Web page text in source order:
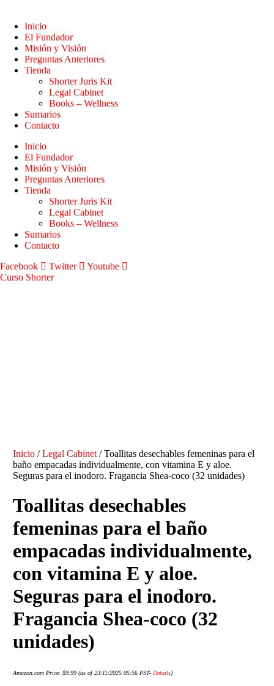
Inicio
El Fundador
Misión y Visión
Preguntas Anteriores
Tienda
Shorter Juris Kit
Legal Cabinet
Books – Wellness
Sumarios
Contacto
Inicio
El Fundador
Misión y Visión
Preguntas Anteriores
Tienda
Shorter Juris Kit
Legal Cabinet
Books – Wellness
Sumarios
Contacto
Facebook
Twitter
Youtube
Curso Shorter
Inicio /Legal Cabinet / Toallitas desechables femeninas para el
baño empacadas individualmente, con vitamina E y aloe.
Seguras para el inodoro. Fragancia Shea-coco (32 unidades)
Toallitas desechables
femeninas para el baño
empacadas individualmente,
con vitamina E y aloe.
Seguras para el inodoro.
Fragancia Shea-coco (32
unidades)
Amazon.com Price:$9.99 (as of 23/11/2025 05:56 PST- Details)